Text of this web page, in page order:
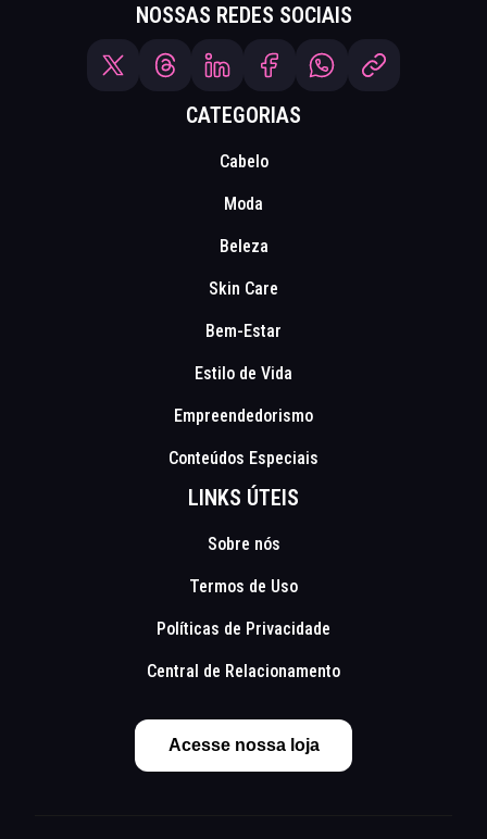
NOSSAS REDES SOCIAIS
CATEGORIAS
Cabelo
Moda
Beleza
Skin Care
Bem-Estar
Estilo de Vida
Empreendedorismo
Conteúdos Especiais
LINKS ÚTEIS
Sobre nós
Termos de Uso
Políticas de Privacidade
Central de Relacionamento
Acesse nossa loja